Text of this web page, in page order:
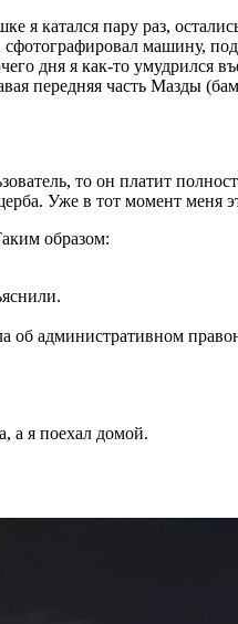
катался пару раз,
машину,
дня я как-то умудрился
передняя часть Мазды
то он платит
Уже в тот момент меня
образом:
административном
а я поехал домой.